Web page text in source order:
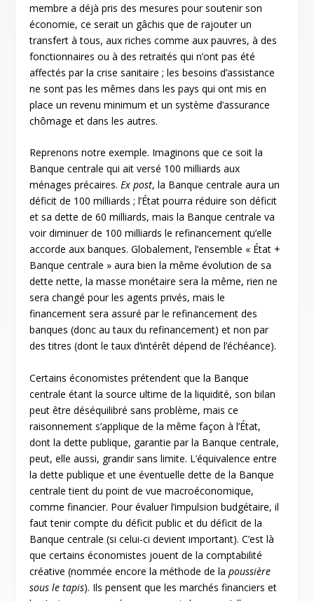
membre a déjà pris des mesures pour soutenir son
économie, ce serait un gâchis que de rajouter un
transfert à tous, aux riches comme aux pauvres, à des
fonctionnaires ou à des retraités qui n’ont pas été
affectés par la crise sanitaire ; les besoins d’assistance
ne sont pas les mêmes dans les pays qui ont mis en
place un revenu minimum et un système d’assurance
chômage et dans les autres.
Reprenons notre exemple. Imaginons que ce soit la
Banque centrale qui ait versé 100 milliards aux
ménages précaires.Ex post, la Banque centrale aura un
déficit de 100 milliards ; l’État pourra réduire son déficit
et sa dette de 60 milliards, mais la Banque centrale va
voir diminuer de 100 milliards le refinancement qu’elle
accorde aux banques. Globalement, l’ensemble « État +
Banque centrale » aura bien la même évolution de sa
dette nette, la masse monétaire sera la même, rien ne
sera changé pour les agents privés, mais le
financement sera assuré par le refinancement des
banques (donc au taux du refinancement) et non par
des titres (dont le taux d’intérêt dépend de l’échéance).
Certains économistes prétendent que la Banque
centrale étant la source ultime de la liquidité, son bilan
peut être déséquilibré sans problème, mais ce
raisonnement s’applique de la même façon à l’État,
dont la dette publique, garantie par la Banque centrale,
peut, elle aussi, grandir sans limite. L’équivalence entre
la dette publique et une éventuelle dette de la Banque
centrale tient du point de vue macroéconomique,
comme financier. Pour évaluer l’impulsion budgétaire, il
faut tenir compte du déficit public et du déficit de la
Banque centrale (si celui-ci devient important). C’est là
que certains économistes jouent de la comptabilité
créative (nommée encore la méthode de lapoussière
sous le tapis). Ils pensent que les marchés financiers et